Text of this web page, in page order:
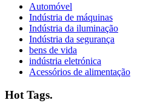
Automóvel
Indústria de máquinas
Indústria da iluminação
Indústria da segurança
bens de vida
indústria eletrónica
Acessórios de alimentação
Hot Tags.